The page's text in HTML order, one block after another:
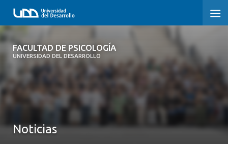
FACULTAD DE PSICOLOGÍA
UNIVERSIDAD DEL DESARROLLO
FACULTAD DE PSICOLOGÍA
Noticias